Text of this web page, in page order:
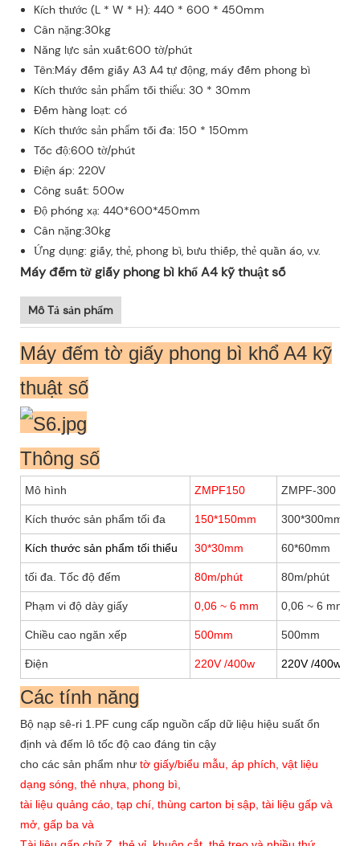
Kích thước (L * W * H): 440 * 600 * 450mm
Cân nặng:30kg
Năng lực sản xuất:600 tờ/phút
Tên:Máy đếm giấy A3 A4 tự động, máy đếm phong bì
Kích thước sản phẩm tối thiểu: 30 * 30mm
Đếm hàng loạt: có
Kích thước sản phẩm tối đa: 150 * 150mm
Tốc độ:600 tờ/phút
Điện áp: 220V
Công suất: 500w
Độ phóng xạ: 440*600*450mm
Cân nặng:30kg
Ứng dụng: giấy, thẻ, phong bì, bưu thiếp, thẻ quần áo, v.v.
Máy đếm tờ giấy phong bì khổ A4 kỹ thuật số
Mô Tả sản phẩm
Máy đếm tờ giấy phong bì khổ A4 kỹ
thuật số
Thông số
Mô hình ZMPF150 ZMPF-300
Kích thước sản phẩm tối đa 150*150mm 300*300mm
Kích thước sản phẩm tối thiểu 30*30mm 60*60mm
tối đa. Tốc độ đếm 80m/phút 80m/phút
Phạm vi độ dày giấy 0,06 ~ 6 mm 0,06 ~ 6 mm
Chiều cao ngăn xếp 500mm 500mm
Điện 220V /400w 220V /400w
Các tính năng
Bộ nạp sê-ri 1.PF cung cấp nguồn cấp dữ liệu hiệu suất ổn
định và đếm lô tốc độ cao đáng tin cậy
cho các sản phẩm như tờ giấy/biểu mẫu, áp phích, vật liệu
dạng sóng, thẻ nhựa, phong bì,
tài liệu quảng cáo, tạp chí, thùng carton bị sập, tài liệu gấp và
mở, gấp ba và